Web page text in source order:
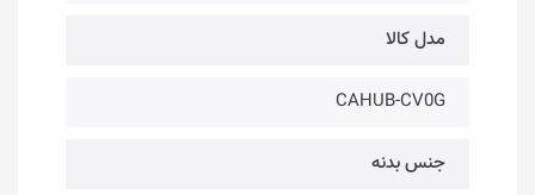
مدل کالا
CAHUB-CV0G
جنس بدنه